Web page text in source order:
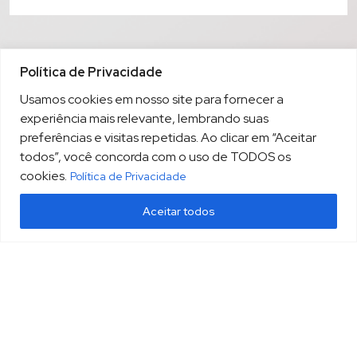
Política de Privacidade
Usamos cookies em nosso site para fornecer a
experiência mais relevante, lembrando suas
preferências e visitas repetidas. Ao clicar em “Aceitar
todos”, você concorda com o uso de TODOS os
cookies. Política de Privacidade
Aceitar todos